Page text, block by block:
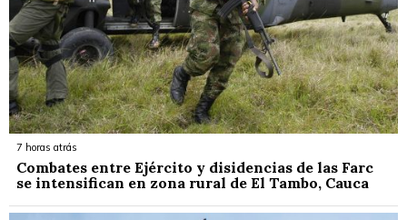
7 horas atrás
Combates entre Ejército y disidencias de las Farc
se intensifican en zona rural de El Tambo, Cauca